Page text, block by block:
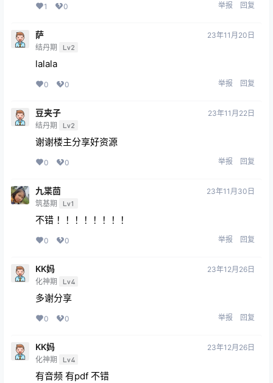
1 0 举报 回复
萨
结丹期 Lv2
23年11月20日
lalala
0 0 举报 回复
豆夹子
结丹期 Lv2
23年11月22日
谢谢楼主分享好资源
0 0 举报 回复
九枼茴
筑基期 Lv1
23年11月30日
不错 ！！！！！！！！
0 0 举报 回复
KK妈
化神期 Lv4
23年12月26日
多谢分享
0 0 举报 回复
KK妈
化神期 Lv4
23年12月26日
有音频 有pdf 不错